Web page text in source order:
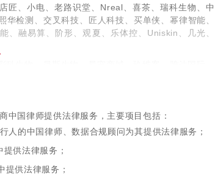
匠、小电、老路识堂、Nreal、喜茶、瑞科生物、中
检测、交叉科技、匠人科技、买单侠、幂律智能、
融易算、阶形、观夏、乐体控、Uniskin、几光、
生物、晟斯生物、易宠商城、玖维客、雅达国际、
肆拾玖坊、条马、科杰科技、Yooz电子烟、熊猫不
、悦跑圈等项目；
家等项目；
音、道有道、金州太平洋、恒信电气、大白熊（公
中国律师提供法律服务，主要项目包括：
的中国律师、数据合规顾问为其提供法律服务；
供法律服务；
供法律服务；